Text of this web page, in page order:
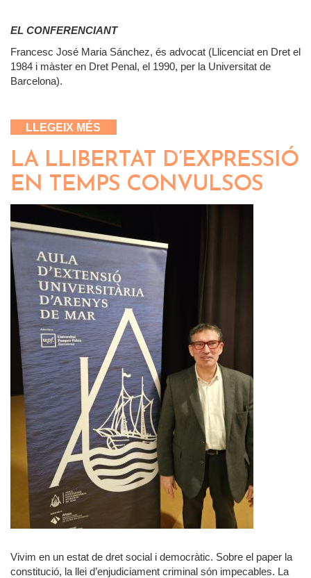
EL CONFERENCIANT
Francesc José Maria Sánchez, és advocat (Llicenciat en Dret el
1984 i màster en Dret Penal, el 1990, per la Universitat de
Barcelona).
LLEGEIX MÉS
PERSONALS I PATRIMONIALS
LA LLIBERTAT D’EXPRESSIÓ
EN TEMPS CONVULSOS
Vivim en un estat de dret social i democràtic. Sobre el paper la
constitució, la llei d’enjudiciament criminal són impecables. La